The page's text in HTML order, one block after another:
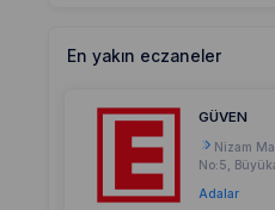
En yakın eczaneler
GÜVEN
Nizam
No:5,
Adalar